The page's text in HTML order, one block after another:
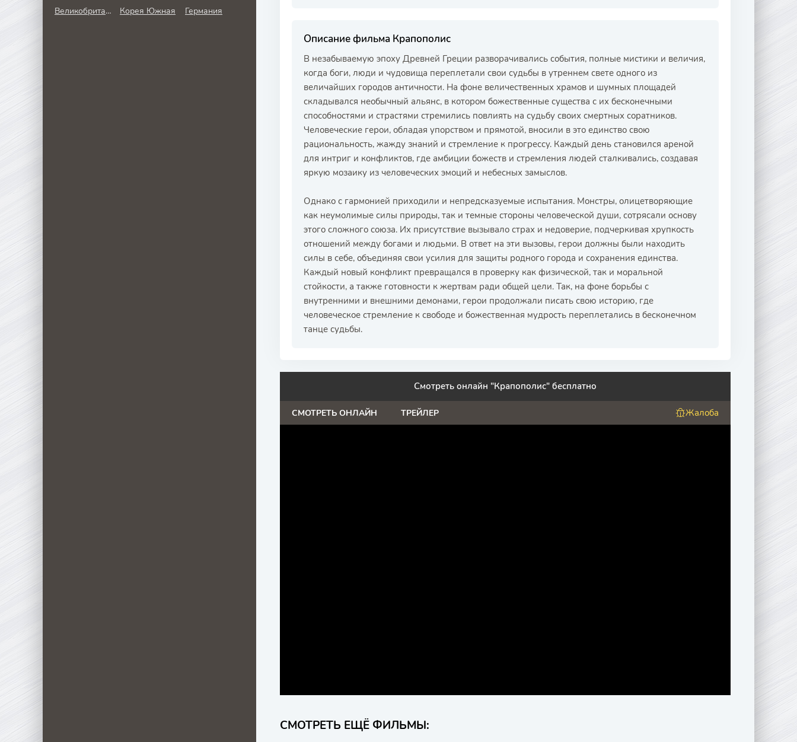
Описание фильма Крапополис
В незабываемую эпоху Древней Греции разворачивались события, полные мистики и величия,
когда боги, люди и чудовища переплетали свои судьбы в утреннем свете одного из
величайших городов античности. На фоне величественных храмов и шумных площадей
складывался необычный альянс, в котором божественные существа с их бесконечными
способностями и страстями стремились повлиять на судьбу своих смертных соратников.
Человеческие герои, обладая упорством и прямотой, вносили в это единство свою
рациональность, жажду знаний и стремление к прогрессу. Каждый день становился ареной
для интриг и конфликтов, где амбиции божеств и стремления людей сталкивались, создавая
яркую мозаику из человеческих эмоций и небесных замыслов.
Однако с гармонией приходили и непредсказуемые испытания. Монстры, олицетворяющие
как неумолимые силы природы, так и темные стороны человеческой души, сотрясали основу
этого сложного союза. Их присутствие вызывало страх и недоверие, подчеркивая хрупкость
отношений между богами и людьми. В ответ на эти вызовы, герои должны были находить
силы в себе, объединяя свои усилия для защиты родного города и сохранения единства.
Каждый новый конфликт превращался в проверку как физической, так и моральной
стойкости, а также готовности к жертвам ради общей цели. Так, на фоне борьбы с
внутренними и внешними демонами, герои продолжали писать свою историю, где
человеческое стремление к свободе и божественная мудрость переплетались в бесконечном
танце судьбы.
Смотреть онлайн "Крапополис" бесплатно
СМОТРЕТЬ ОНЛАЙН ТРЕЙЛЕР Жалоба
СМОТРЕТЬ ЕЩЁ ФИЛЬМЫ:
Великобритания
Корея Южная Германия